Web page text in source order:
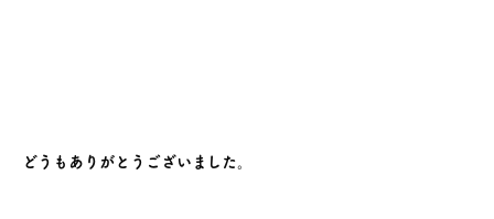
どうもありがとうございました。